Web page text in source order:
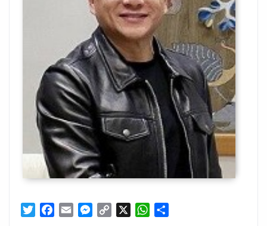
TwitterFacebook
Email Messenger
Copy
WhatsApp